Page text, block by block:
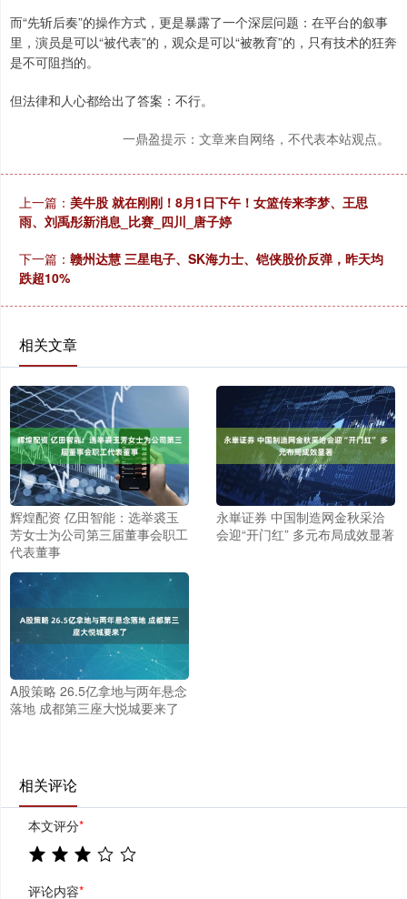
而“先斩后奏”的操作方式，更是暴露了一个深层问题：在平台的叙事
里，演员是可以“被代表”的，观众是可以“被教育”的，只有技术的狂奔
是不可阻挡的。
但法律和人心都给出了答案：不行。
一鼎盈提示：文章来自网络，不代表本站观点。
上一篇： 美牛股 就在刚刚！8月1日下午！女篮传来李梦、王思
雨、刘禹彤新消息_比赛_四川_唐子婷
下一篇： 赣州达慧 三星电子、SK海力士、铠侠股价反弹，昨天均
跌超10%
相关文章
辉煌配资 亿田智能：选举裘玉
芳女士为公司第三届董事会职工
代表董事
永崋证券 中国制造网金秋采洽
会迎“开门红” 多元布局成效显著
A股策略 26.5亿拿地与两年悬念
落地 成都第三座大悦城要来了
相关评论
本文评分*
评论内容*